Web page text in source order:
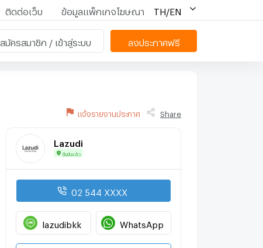
ติดต่อเว็บ ข้อมูลแพ็กเกจโฆษณา TH/EN
สมัครสมาชิก / เข้าสู่ระบบ ลงประกาศฟรี
แจ้งรายงานประกาศ Share
Lazudi
ยืนยันแล้ว
02 544 XXXX
lazudibkk WhatsApp